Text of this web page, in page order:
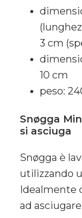
3 cm
10 cm
peso:
Snøgga
si asciuga
Snøgga è
utilizzando
Idealmente
ad